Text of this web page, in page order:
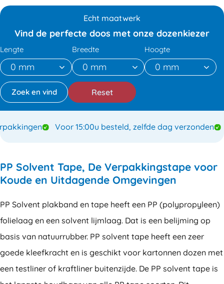
Echt maatwerk
Vind de perfecte doos met onze dozenkiezer
Lengte Breedte Hoogte
Reset
Voor 15:00u besteld, zelfde dag verzonden
PP Solvent Tape, De Verpakkingstape voor
Koude en Uitdagende Omgevingen
PP Solvent plakband en tape heeft een PP (polypropyleen)
folielaag en een solvent lijmlaag. Dat is een belijming op
basis van natuurrubber. PP solvent tape heeft een zeer
goede kleefkracht en is geschikt voor kartonnen dozen met
een testliner of kraftliner buitenzijde. De PP solvent tape is